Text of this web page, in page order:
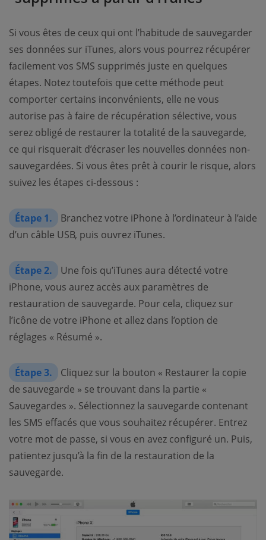
Si vous êtes de ceux qui ont l’habitude de sauvegarder
ses données sur iTunes, alors vous pourrez récupérer
facilement vos SMS supprimés juste en quelques
étapes. Notez toutefois que cette méthode peut
comporter certains inconvénients, elle ne vous
autorise pas à faire de récupération sélective, vous
serez obligé de restaurer la totalité de la sauvegarde,
ce qui risquerait d’écraser les nouvelles données non-
sauvegardées. Si vous êtes prêt à courir le risque, alors
suivez les étapes ci-dessous :
Étape 1.
Branchez votre iPhone à l’ordinateur à l’aide
d’un câble USB, puis ouvrez iTunes.
Étape 2.
Une fois qu’iTunes aura détecté votre
iPhone, vous aurez accès aux paramètres de
restauration de sauvegarde. Pour cela, cliquez sur
l’icône de votre iPhone et allez dans l’option de
réglages « Résumé ».
Étape 3.
Cliquez sur la bouton « Restaurer la copie
de sauvegarde » se trouvant dans la partie «
Sauvegardes ». Sélectionnez la sauvegarde contenant
les SMS effacés que vous souhaitez récupérer. Entrez
votre mot de passe, si vous en avez configuré un. Puis,
patientez jusqu’à la fin de la restauration de la
sauvegarde.